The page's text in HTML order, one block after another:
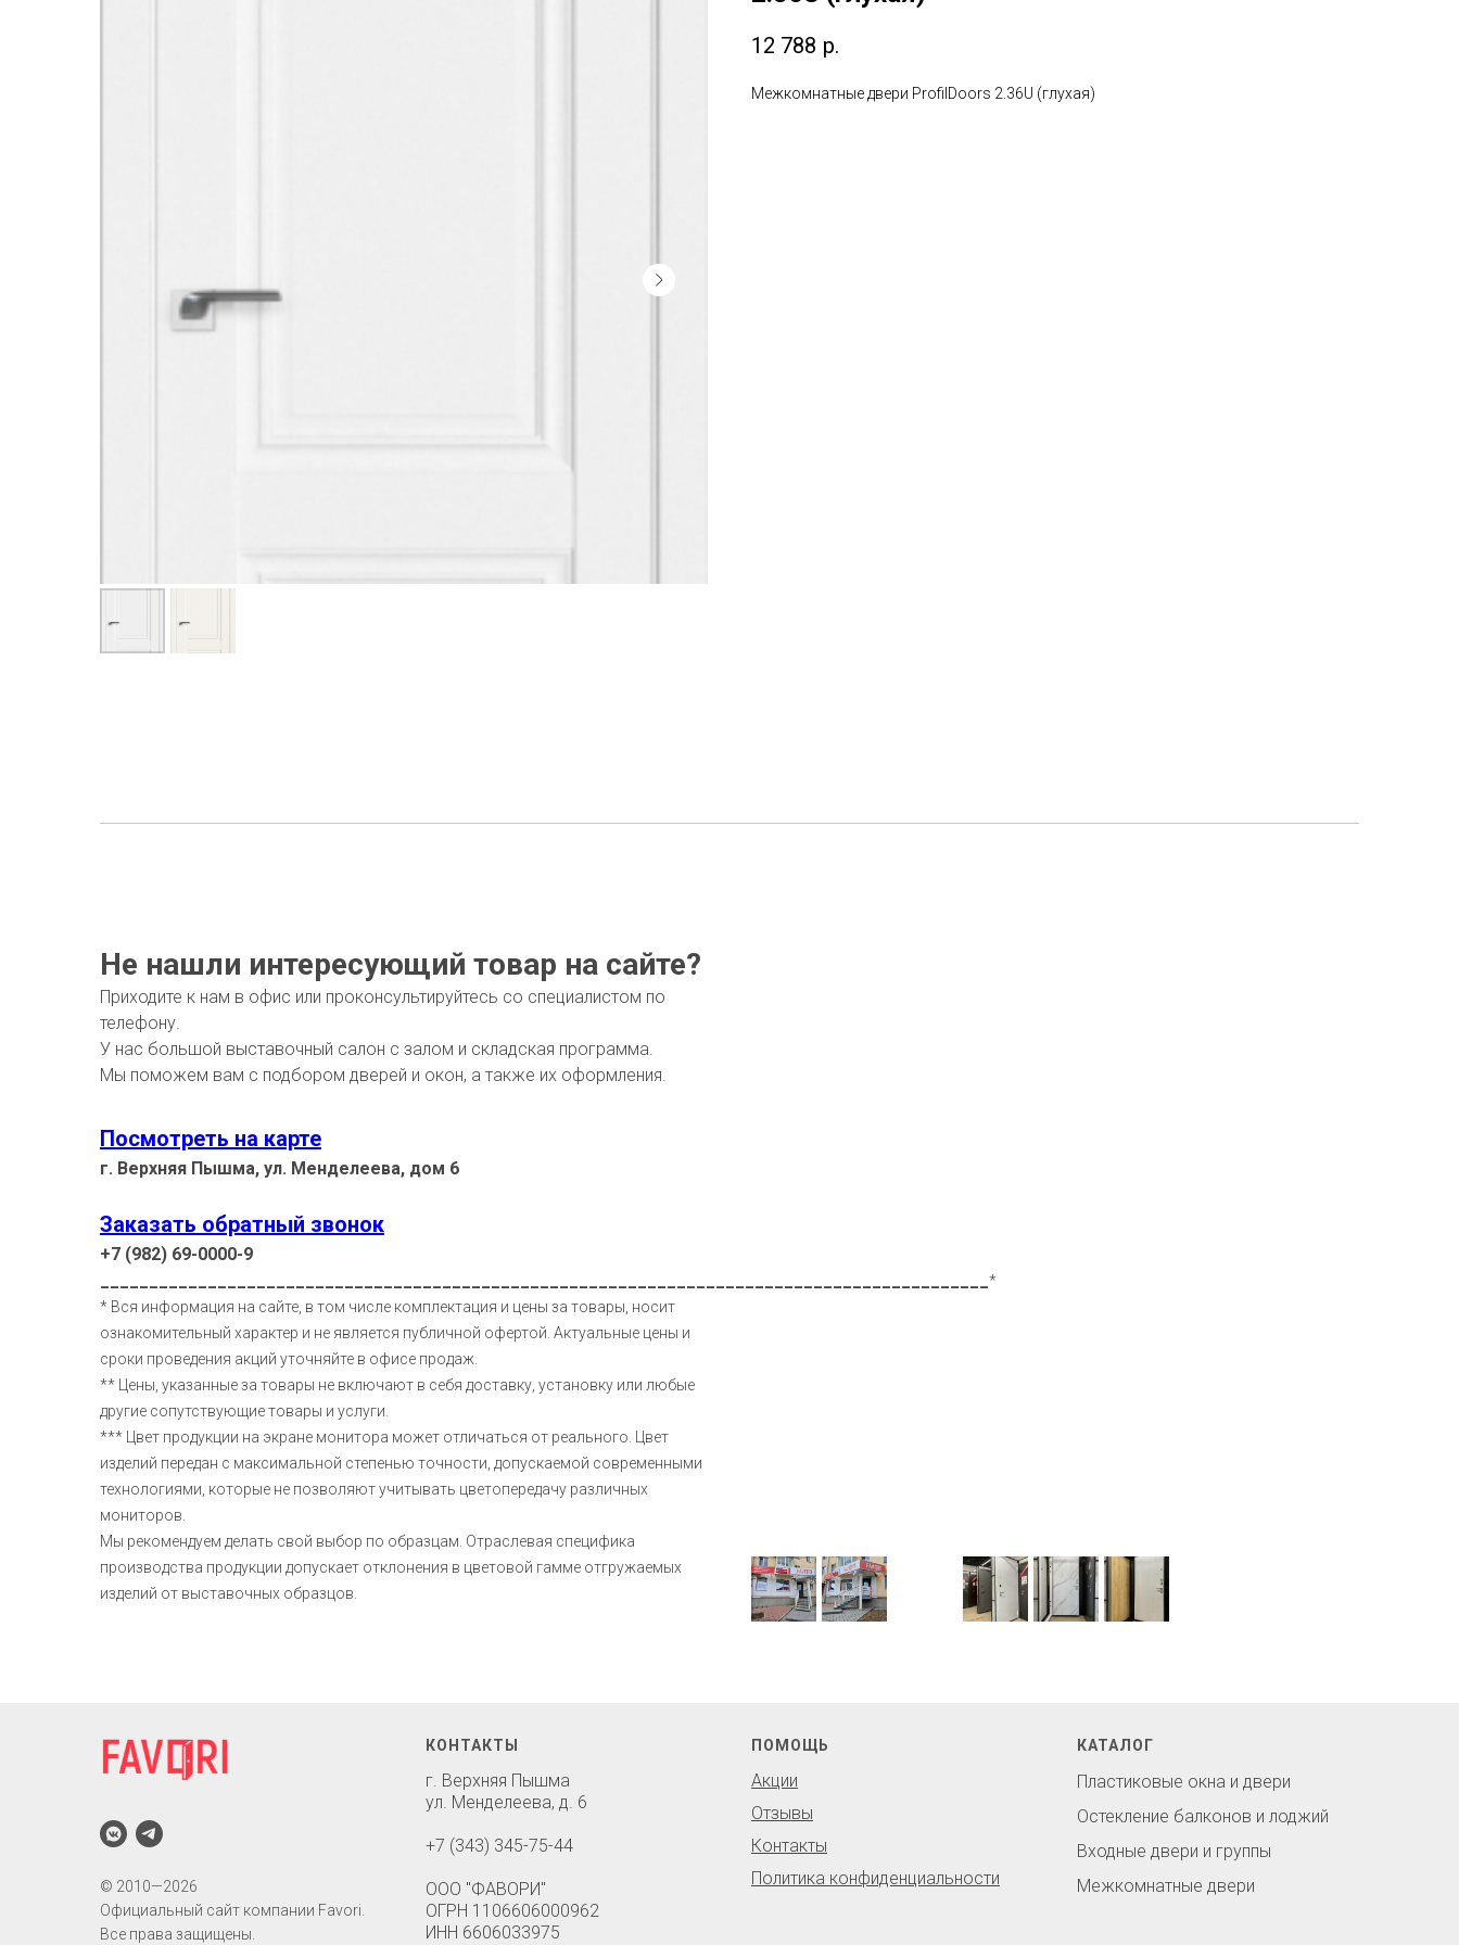
12 788 р.
Межкомнатные двери ProfilDoors 2.36U (глухая)
Не нашли интересующий товар на сайте?
Приходите к нам в офис или проконсультируйтесь со специалистом по
телефону.
У нас большой выставочный салон с залом и складская программа.
Мы поможем вам с подбором дверей и окон, а также их оформления.
Посмотреть на карте
г. Верхняя Пышма, ул. Менделеева, дом 6
Заказать обратный звонок
+7 (982) 69-0000-9
*
* Вся информация на сайте, в том числе комплектация и цены за товары, носит
ознакомительный характер и не является публичной офертой. Актуальные цены и
сроки проведения акций уточняйте в офисе продаж.
** Цены, указанные за товары не включают в себя доставку, установку или любые
другие сопутствующие товары и услуги.
*** Цвет продукции на экране монитора может отличаться от реального. Цвет
изделий передан с максимальной степенью точности, допускаемой современными
технологиями, которые не позволяют учитывать цветопередачу различных
мониторов.
Мы рекомендуем делать свой выбор по образцам. Отраслевая специфика
производства продукции допускает отклонения в цветовой гамме отгружаемых
изделий от выставочных образцов.
© 2010—2026
Официальный сайт компании Favori.
Все права защищены.
КОНТАКТЫ
г. Верхняя Пышма
ул. Менделеева, д. 6
+7 (343) 345-75-44
ООО "ФАВОРИ"
ОГРН 1106606000962
ИНН 6606033975
ПОМОЩЬ
Акции
Отзывы
Контакты
Политика конфиденциальности
КАТАЛОГ
Пластиковые окна и двери
Остекление балконов и лоджий
Входные двери и группы
Межкомнатные двери